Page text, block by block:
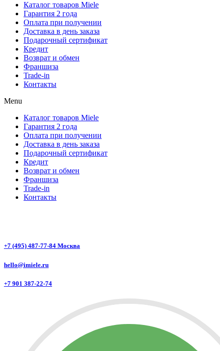
Каталог товаров Miele
Гарантия 2 года
Оплата при получении
Доставка в день заказа
Подарочный сертификат
Кредит
Возврат и обмен
Франшиза
Trade-in
Контакты
Menu
Каталог товаров Miele
Гарантия 2 года
Оплата при получении
Доставка в день заказа
Подарочный сертификат
Кредит
Возврат и обмен
Франшиза
Trade-in
Контакты
+7 (495) 487-77-84 Москва
hello@imiele.ru
+7 901 387-22-74